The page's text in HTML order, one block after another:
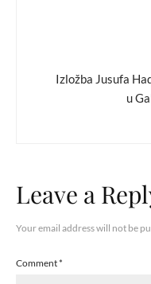
Izložba Jusufa
u
Leave a
Your email address will not be
Comment*